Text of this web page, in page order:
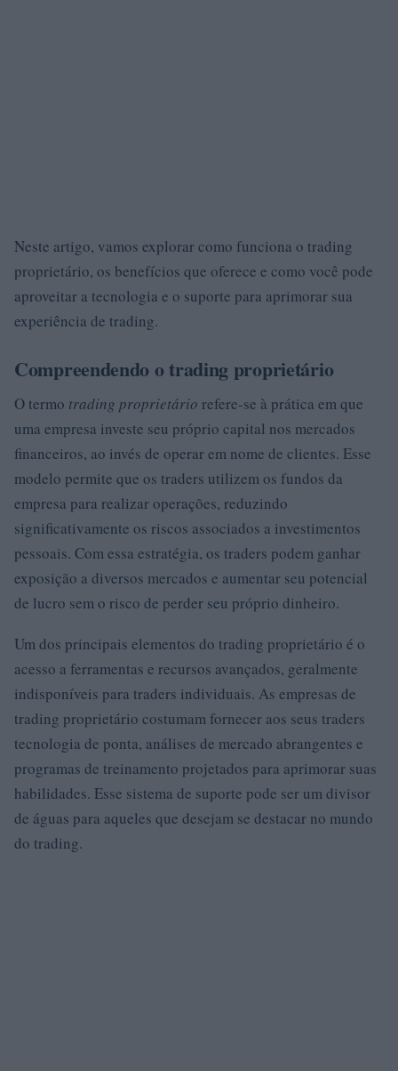
Neste artigo, vamos explorar como funciona o trading
proprietário, os benefícios que oferece e como você pode
aproveitar a tecnologia e o suporte para aprimorar sua
experiência de trading.
Compreendendo o trading proprietário
O termo trading proprietário refere-se à prática em que
uma empresa investe seu próprio capital nos mercados
financeiros, ao invés de operar em nome de clientes. Esse
modelo permite que os traders utilizem os fundos da
empresa para realizar operações, reduzindo
significativamente os riscos associados a investimentos
pessoais. Com essa estratégia, os traders podem ganhar
exposição a diversos mercados e aumentar seu potencial
de lucro sem o risco de perder seu próprio dinheiro.
Um dos principais elementos do trading proprietário é o
acesso a ferramentas e recursos avançados, geralmente
indisponíveis para traders individuais. As empresas de
trading proprietário costumam fornecer aos seus traders
tecnologia de ponta, análises de mercado abrangentes e
programas de treinamento projetados para aprimorar suas
habilidades. Esse sistema de suporte pode ser um divisor
de águas para aqueles que desejam se destacar no mundo
do trading.